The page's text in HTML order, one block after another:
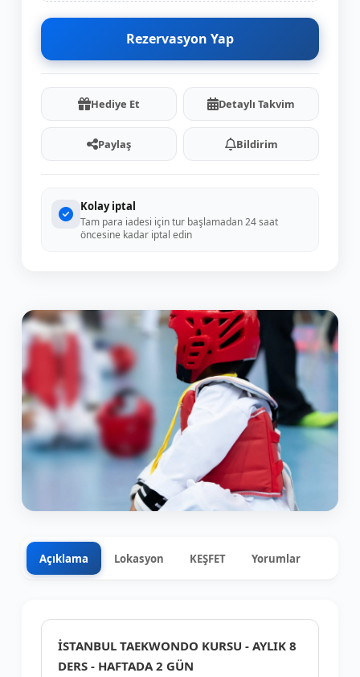
+7
Açıklama Lokasyon KEŞFET Yorumlar
İSTANBUL TAEKWONDO KURSU - AYLIK 8
DERS - HAFTADA 2 GÜN
Rezervasyon Yap
Hediye Et Detaylı Takvim
Paylaş Bildirim
Kolay iptal
Tam para iadesi için tur başlamadan 24 saat
öncesine kadar iptal edin